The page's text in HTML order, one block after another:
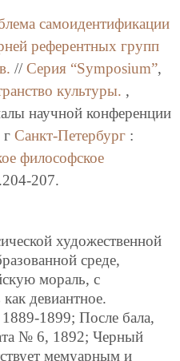
самоидентификации
референтных групп
// Серия “Symposium”,
культуры. ,
научной конференции
г Санкт-Петербург :
философское
207.
художественной
среде,
мораль, с
девиантное.
1899; После бала,
№ 6, 1892; Черный
мемуарным и